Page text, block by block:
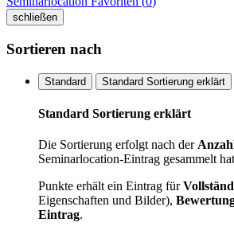
schließen
Sortieren nach
Standard Standard Sortierung erklärt
Standard Sortierung erklärt
Die Sortierung erfolgt nach der
Seminarlocation-Eintrag gesammelt
Punkte erhält ein Eintrag für
Eigenschaften und Bilder),
Eintrag.